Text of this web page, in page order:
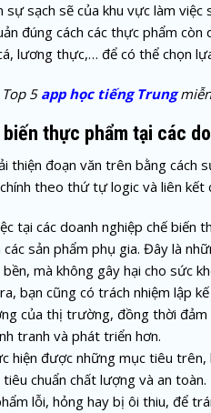
sự sạch sẽ của khu vực làm việc
đúng cách các thực phẩm
lương thực,… để có thể chọn
5 app học tiếng Trung
biến thực phẩm tại các
thiện đoạn văn trên bằng cách
theo thứ tự logic và liên kết
tại các doanh nghiệp chế biến
sản phẩm phụ gia. Đây là
mà không gây hại cho sức
bạn cũng có trách nhiệm lập
của thị trường, đồng thời đảm
tranh và phát triển hơn.
hiện được những mục tiêu trên,
chuẩn chất lượng và an
lỗi, hỏng hay bị ôi thiu, để